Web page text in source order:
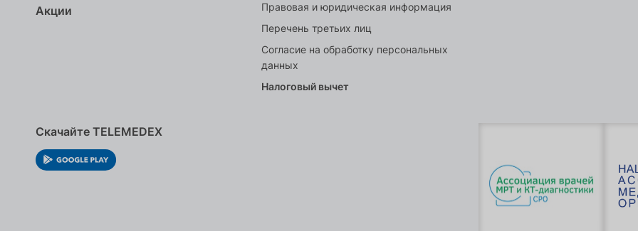
Акции
Правовая и юридическая информация
Перечень третьих лиц
Согласие на обработку персональных
данных
Налоговый вычет
Скачайте TELEMEDEX